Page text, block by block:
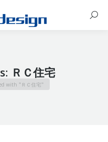
ＲＣ住宅
with "ＲＣ住宅"